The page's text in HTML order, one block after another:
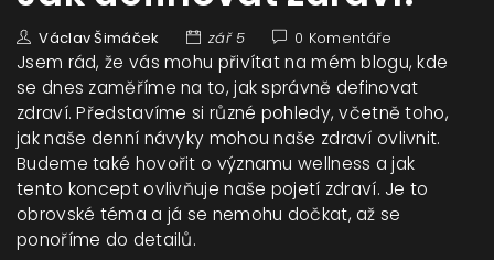
Václav Šimáček zář 5 0 Komentáře
Jsem rád, že vás mohu přivítat na mém blogu, kde
se dnes zaměříme na to, jak správně definovat
zdraví. Představíme si různé pohledy, včetně toho,
jak naše denní návyky mohou naše zdraví ovlivnit.
Budeme také hovořit o významu wellness a jak
tento koncept ovlivňuje naše pojetí zdraví. Je to
obrovské téma a já se nemohu dočkat, až se
ponoříme do detailů.